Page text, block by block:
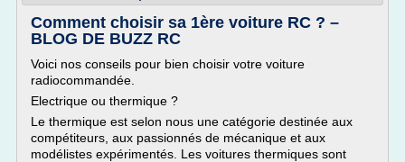
Comment choisir sa 1ère voiture RC ? –
BLOG DE BUZZ RC
Voici nos conseils pour bien choisir votre voiture
radiocommandée.
Electrique ou thermique ?
Le thermique est selon nous une catégorie destinée aux
compétiteurs, aux passionnés de mécanique et aux
modélistes expérimentés. Les voitures thermiques sont